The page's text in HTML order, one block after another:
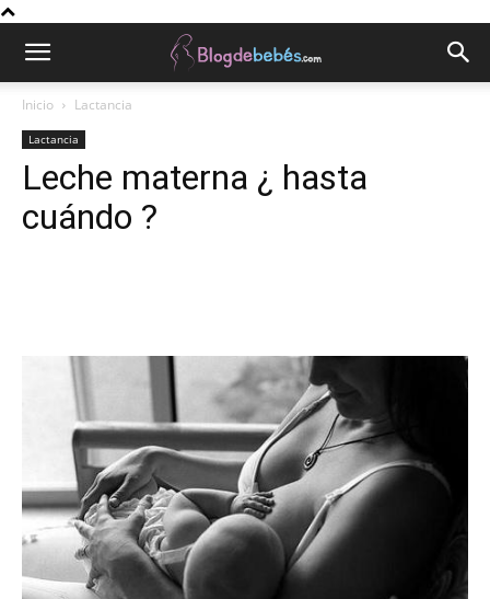
Inicio Lactancia
Lactancia
Leche materna ¿ hasta
cuándo ?